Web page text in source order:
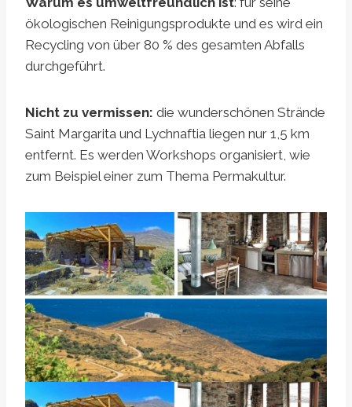
ökologischen Reinigungsprodukte und es wird ein
Recycling von über 80 % des gesamten Abfalls
durchgeführt.
Nicht zu vermissen: die wunderschönen Strände
Saint Margarita und Lychnaftia liegen nur 1,5 km
entfernt. Es werden Workshops organisiert, wie
zum Beispiel einer zum Thema Permakultur.